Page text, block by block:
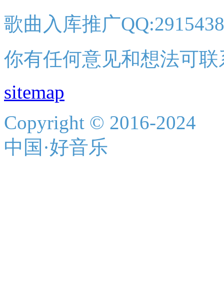
歌曲入库推广
你有任何意见和想法可
sitemap
Copyright © 2016-2024
中国·好音乐